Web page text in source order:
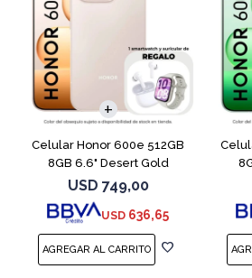
Celular Honor 600e 512GB
8GB 6.6" Desert Gold
USD 749,00
USD 636,65
COMPARAR